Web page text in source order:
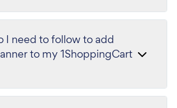
I need to follow to add
to my 1ShoppingCart